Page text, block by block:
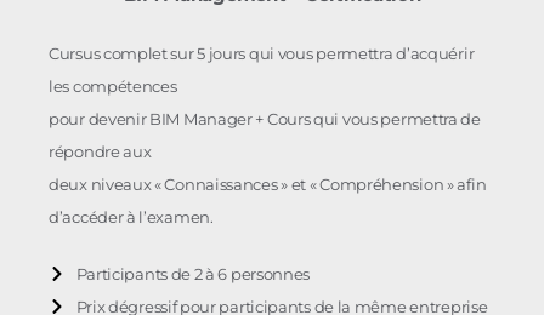
Cursus complet sur 5 jours qui vous permettra d’acquérir
les compétences
pour devenir BIM Manager + Cours qui vous permettra de
répondre aux
deux niveaux « Connaissances » et « Compréhension » afin
d’accéder à l’examen.
Participants de 2 à 6 personnes
Prix dégressif pour participants de la même entreprise